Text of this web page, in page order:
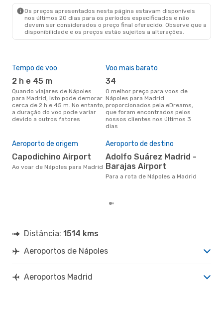
Os preços apresentados nesta página estavam disponíveis
nos últimos 20 dias para os períodos especificados e não
devem ser considerados o preço final oferecido. Observe que a
disponibilidade e os preços estão sujeitos a alterações.
Tempo de voo
2 h e 45 m
Quando viajares de Nápoles
para Madrid, isto pode demorar
cerca de 2 h e 45 m. No entanto,
a duração do voo pode variar
devido a outros fatores
Voo mais barato
34
O melhor preço para voos de
Nápoles para Madrid
proporcionados pela eDreams,
que foram encontrados pelos
nossos clientes nos últimos 3
dias
Aeroporto de origem
Capodichino Airport
Ao voar de Nápoles para Madrid
Aeroporto de destino
Adolfo Suárez Madrid -
Barajas Airport
Para a rota de Nápoles a Madrid
Distância: 1514 kms
Aeroportos de Nápoles
Aeroportos Madrid